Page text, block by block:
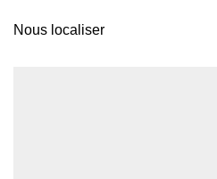
Nous localiser